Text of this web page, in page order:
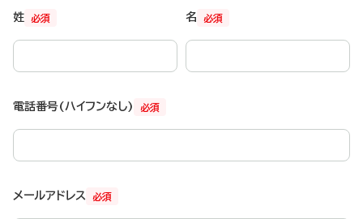
必須
姓 必須
名
必須
電話番号(ハイフンなし)
必須
メールアドレス